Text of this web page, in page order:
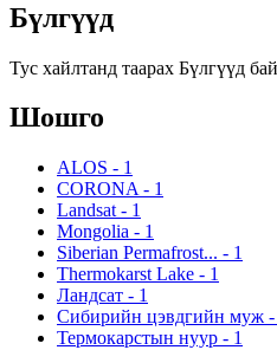
Бүлгүүд
Тус хайлтанд таарах Бүлгүүд
Шошго
ALOS - 1
CORONA - 1
Landsat - 1
Mongolia - 1
Siberian Permafrost... - 1
Thermokarst Lake - 1
Ландсат - 1
Сибирийн цэвдгийн муж -
Термокарстын нуур - 1